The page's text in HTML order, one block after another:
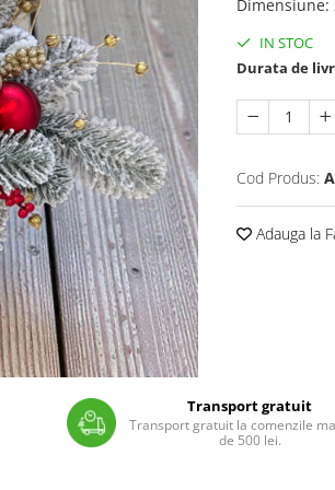
Dimensiune:
IN STOC
Durata de
Cod Produs:
Adauga la
Transport gratuit
Transport gratuit la comenzile
de 500 lei.